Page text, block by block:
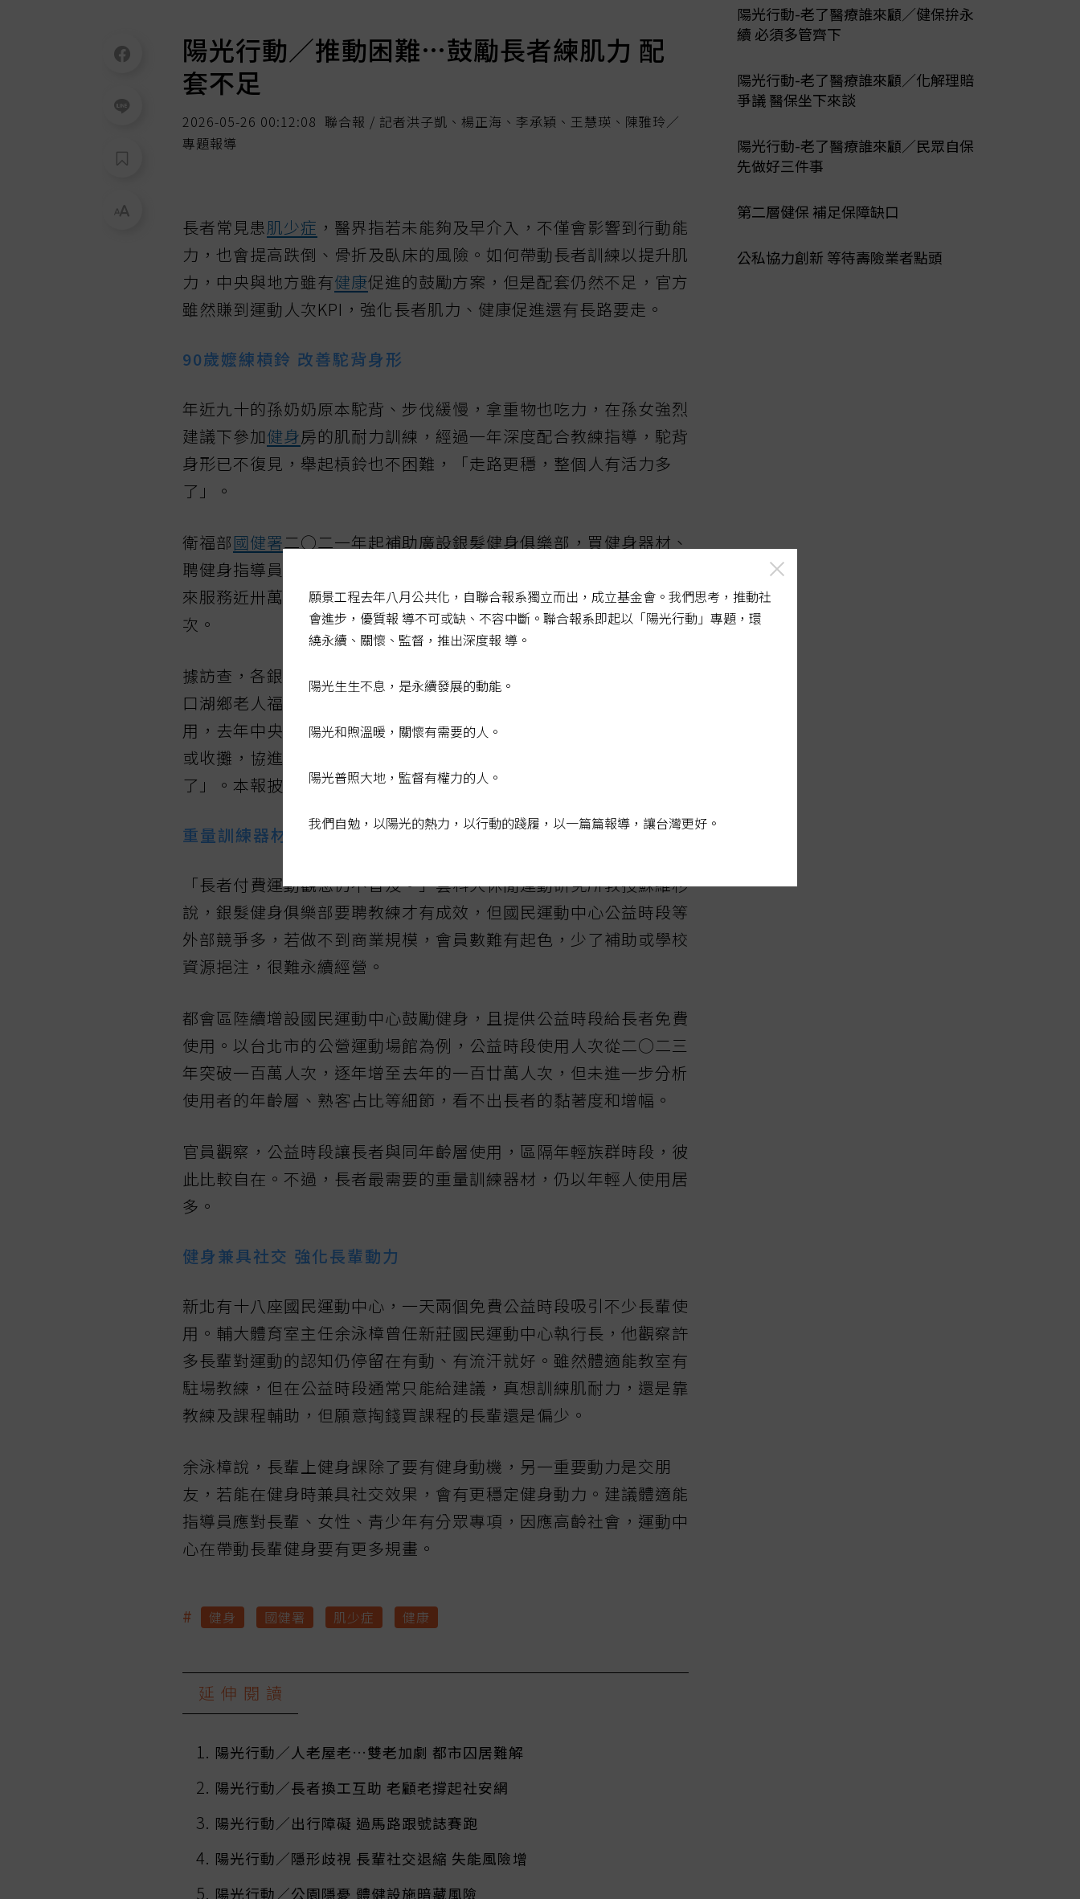
陽光行動／推動困難…鼓勵長者練肌力 配
套不足
2026-05-26 00:12:08 聯合報 / 記者洪子凱、楊正海、李承穎、王慧瑛、陳雅玲／
專題報導
長者常見患肌少症 ，醫界指若未能夠及早介入，不僅會影響到行動能
力，也會提高跌倒、骨折及臥床的風險。如何帶動長者訓練以提升肌
力，中央與地方雖有健康促進的鼓勵方案，但是配套仍然不足，官方
雖然賺到運動人次KPI，強化長者肌力、健康促進還有長路要走。
90歲嬤練槓鈴 改善駝背身形
年近九十的孫奶奶原本駝背、步伐緩慢，拿重物也吃力，在孫女強烈
建議下參加健身房的肌耐力訓練，經過一年深度配合教練指導，駝背
身形已不復見，舉起槓鈴也不困難，「走路更穩，整個人有活力多
了」。
衛福部國健署二○二一年起補助廣設銀髮健身俱樂部，買健身器材、
聘健身指導員協助長輩練肌力。國健署去年十月公布健身俱樂部五年
來服務近卅萬名長者，累計一四六萬使用人次，但換算一人用不到五
次。
據訪查，各銀髮健身俱樂部一停止補助，多半陷入苦撐窘境。雲林縣
口湖鄉老人福利協進會剛開始以免會員費、送衛生紙等鼓勵長者使
用，去年中央停止補助，無法再僱用人力、修故障設備，差點要收費
或收攤，協進會總幹事吳國良說，有會員揚言「如果要收錢就不來
了」。本報披露後，今年中央才繼續補助。
重量訓練器材 年輕人用得多
「長者付費運動觀念仍不普及。」雲科大休閒運動研究所教授蘇維杉
說，銀髮健身俱樂部要聘教練才有成效，但國民運動中心公益時段等
外部競爭多，若做不到商業規模，會員數難有起色，少了補助或學校
資源挹注，很難永續經營。
都會區陸續增設國民運動中心鼓勵健身，且提供公益時段給長者免費
使用。以台北市的公營運動場館為例，公益時段使用人次從二○二三
年突破一百萬人次，逐年增至去年的一百廿萬人次，但未進一步分析
使用者的年齡層、熟客占比等細節，看不出長者的黏著度和增幅。
官員觀察，公益時段讓長者與同年齡層使用，區隔年輕族群時段，彼
此比較自在。不過，長者最需要的重量訓練器材，仍以年輕人使用居
多。
健身兼具社交 強化長輩動力
新北有十八座國民運動中心，一天兩個免費公益時段吸引不少長輩使
用。輔大體育室主任余泳樟曾任新莊國民運動中心執行長，他觀察許
多長輩對運動的認知仍停留在有動、有流汗就好。雖然體適能教室有
駐場教練，但在公益時段通常只能給建議，真想訓練肌耐力，還是靠
教練及課程輔助，但願意掏錢買課程的長輩還是偏少。
余泳樟說，長輩上健身課除了要有健身動機，另一重要動力是交朋
友，若能在健身時兼具社交效果，會有更穩定健身動力。建議體適能
指導員應對長輩、女性、青少年有分眾專項，因應高齡社會，運動中
心在帶動長輩健身要有更多規畫。
# 健身 國健署 肌少症 健康
延伸閱讀
陽光行動／人老屋老…雙老加劇 都市囚居難解
陽光行動／長者換工互助 老顧老撐起社安網
陽光行動／出行障礙 過馬路跟號誌賽跑
陽光行動／隱形歧視 長輩社交退縮 失能風險增
陽光行動／公園隱憂 體健設施暗藏風險
陽光行動-老了醫療誰來顧／健保拚永
續 必須多管齊下
陽光行動-老了醫療誰來顧／化解理賠
爭議 醫保坐下來談
陽光行動-老了醫療誰來顧／民眾自保
先做好三件事
第二層健保 補足保障缺口
公私協力創新 等待壽險業者點頭
願景工程去年八月公共化，自聯合報系獨立而出，成立基金會。我們思考，推動社
會進步，優質報 導不可或缺、不容中斷。聯合報系即起以「陽光行動」專題，環
繞永續、關懷、監督，推出深度報 導。
陽光生生不息，是永續發展的動能。
陽光和煦溫暖，關懷有需要的人。
陽光普照大地，監督有權力的人。
我們自勉，以陽光的熱力，以行動的踐履，以一篇篇報導，讓台灣更好。